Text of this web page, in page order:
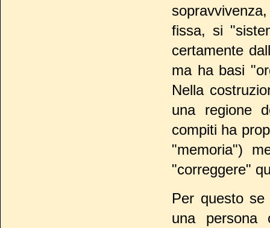
fissa, si
certamente
ma ha basi
Nella
una regione
compiti ha
"memoria")
"correggere"
Per questo
una